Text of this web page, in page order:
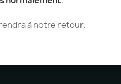
à notre retour.